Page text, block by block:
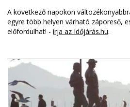
A következő napokon
egyre több helyen várható záporeső,
előfordulhat! - írja az Időjárás.hu.